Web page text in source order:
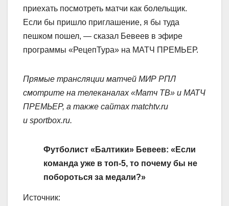
приехать посмотреть матчи как болельщик.
Если бы пришло приглашение, я бы туда
пешком пошел, — сказал Бевеев в эфире
программы «РецепТура» на МАТЧ ПРЕМЬЕР.
Прямые трансляции матчей МИР РПЛ
смотрите на телеканалах «Матч ТВ» и МАТЧ
ПРЕМЬЕР, а также сайтах matchtv.ru
и sportbox.ru.
Футболист «Балтики» Бевеев: «Если
команда уже в топ‑5, то почему бы не
побороться за медали?»
Источник: